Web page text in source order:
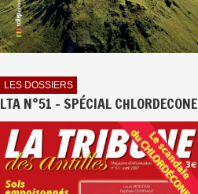
LES DOSSIERS
LTA N°51 - SPÉCIAL CHLORDECONE